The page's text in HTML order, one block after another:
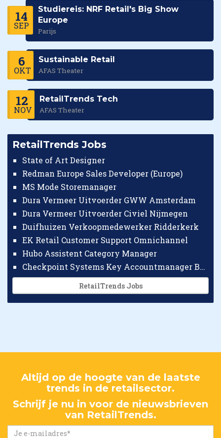
14
SEP
Studiereis: NRF Retail's Big Show
Europe
Parijs
6
OKT
Sustainable Retail
AFAS Theater
12
NOV
RetailTrends Tech
AFAS Theater
RetailTrends Jobs
State of Art Designer
Redman Europe Sales Developer (Europe)
MS Mode Storemanager
Dura Vermeer Uitvoerder GWW Amsterdam
Dura Vermeer Uitvoerder Civiel Nijmegen
Duifhuizen Verkoopmedewerker Ridderkerk
EK Retail Customer Support Omnichannel
Hubo Assistent Category Manager
Checkpoint Systems Key Accountmanager Benelux
RetailTrends Jobs
Altijd op de hoogte van de laatste
trends in de retailsector.
Schrijf je nu in voor de nieuwsbrieven
van RetailTrends.